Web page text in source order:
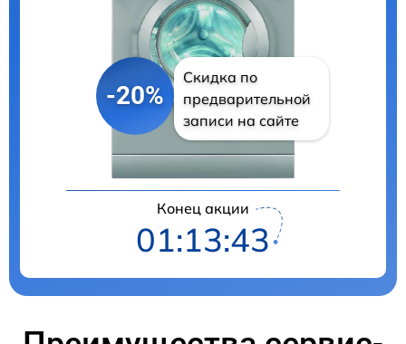
-20%
Скидка по
предварительной
записи на сайте
Конец акции
01:13:42